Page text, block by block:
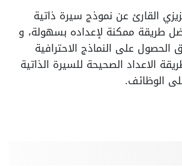
القارئ عن نموذج سيرة ذاتية
طريقة ممكنة لإعداده بسهولة، و
الحصول على النماذج الاحترافية
الاعداد الصحيحة للسيرة الذاتية
الوظائف.